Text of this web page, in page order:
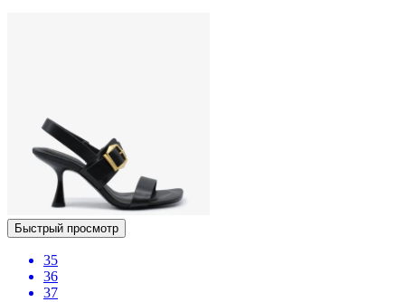
Быстрый просмотр
35
36
37